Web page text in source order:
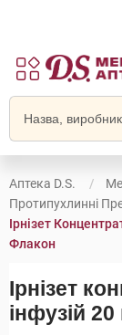
Аптека D.S.
Протипухлинні
Ірнізет
Флакон
Ірнізет
інфузій